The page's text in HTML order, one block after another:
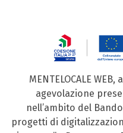
MENTELOCALE
agevolazione
nell’ambito del
progetti di